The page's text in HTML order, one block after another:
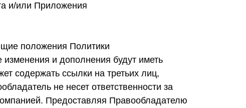
и/или Приложения
положения Политики
и дополнения будут иметь
содержать ссылки на третьих лиц,
не несет ответственности за
Предоставляя Правообладателю